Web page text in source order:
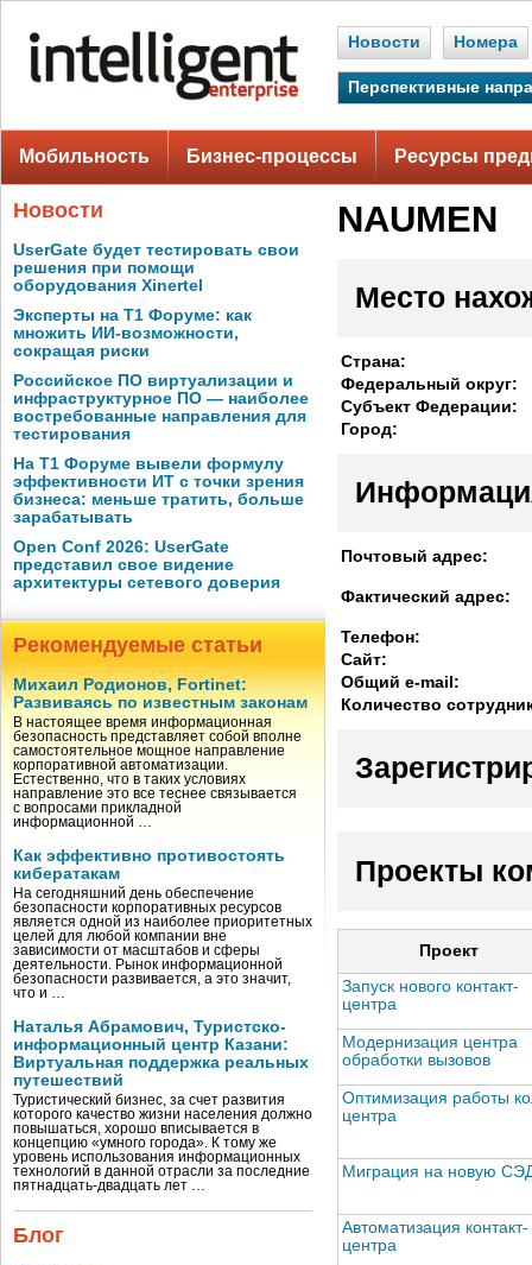
Новости Номера
Перспективные
Мобильность Бизнес-процессы Ресурсы
Новости
UserGate будет тестировать свои
решения при помощи
оборудования Xinertel
Эксперты на Т1 Форуме: как
множить ИИ-возможности,
сокращая риски
Российское ПО виртуализации и
инфраструктурное ПО — наиболее
востребованные направления для
тестирования
На Т1 Форуме вывели формулу
эффективности ИТ с точки зрения
бизнеса: меньше тратить, больше
зарабатывать
Open Conf 2026: UserGate
представил свое видение
архитектуры сетевого доверия
Рекомендуемые статьи
Михаил Родионов, Fortinet:
Развиваясь по известным законам
В настоящее время информационная
безопасность представляет собой вполне
самостоятельное мощное направление
корпоративной автоматизации.
Естественно, что в таких условиях
направление это все теснее связывается
с вопросами прикладной
информационной …
Как эффективно противостоять
кибератакам
На сегодняшний день обеспечение
безопасности корпоративных ресурсов
является одной из наиболее приоритетных
целей для любой компании вне
зависимости от масштабов и сферы
деятельности. Рынок информационной
безопасности развивается, а это значит,
что и …
Наталья Абрамович, Туристско-
информационный центр Казани:
Виртуальная поддержка реальных
путешествий
Туристический бизнес, за счет развития
которого качество жизни населения должно
повышаться, хорошо вписывается в
концепцию «умного города». К тому же
уровень использования информационных
технологий в данной отрасли за последние
пятнадцать-двадцать лет …
Блог
NAUMEN
Место
Страна:
Федеральный округ:
Субъект Федерации:
Город:
Почтовый адрес:
Фактический адрес:
Телефон:
Сайт:
Общий e-mail:
Количество
Проекты
Проект
Запуск нового контакт-
центра
Модернизация центра
обработки вызовов
Оптимизация работы
центра
Миграция на новую
Автоматизация контакт-
центра